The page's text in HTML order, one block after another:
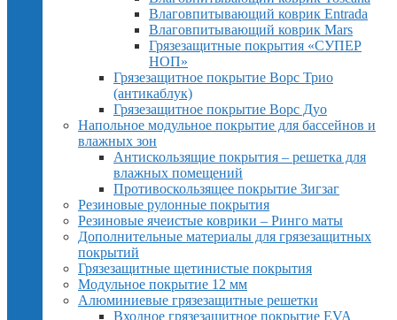
Влаговпитывающий коврик Entrada
Влаговпитывающий коврик Mars
Грязезащитные покрытия «СУПЕР
НОП»
Грязезащитное покрытие Ворс Трио
(антикаблук)
Грязезащитное покрытие Ворс Дуо
Напольное модульное покрытие для бассейнов и
влажных зон
Антискользящие покрытия – решетка для
влажных помещений
Противоскользящее покрытие Зигзаг
Резиновые рулонные покрытия
Резиновые ячеистые коврики – Ринго маты
Дополнительные материалы для грязезащитных
покрытий
Грязезащитные щетинистые покрытия
Модульное покрытие 12 мм
Алюминиевые грязезащитные решетки
Входное грязезащитное покрытие EVA